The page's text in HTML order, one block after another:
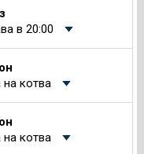
в 20:00
на котва
на котва